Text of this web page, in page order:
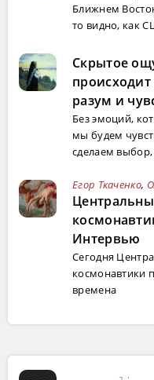
Ближнем
то видно, как
Скрытое
происходит
разум и
Без эмоций,
мы будем
сделаем
Егор Ткаченко,
Интервью
Сегодня
космонавтики
времена